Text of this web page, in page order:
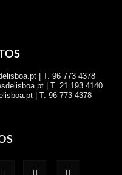
| T. 96 773 4378
| T. 21 193 4140
| T. 96 773 4378